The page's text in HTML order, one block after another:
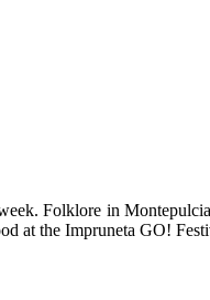
Folklore in
at the Impruneta GO!